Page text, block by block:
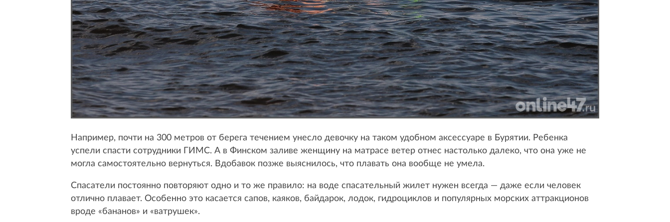
Например, почти на 300 метров от берега течением унесло девочку на таком удобном аксессуаре в Бурятии. Ребенка
успели спасти сотрудники ГИМС. А в Финском заливе женщину на матрасе ветер отнес настолько далеко, что она уже не
могла самостоятельно вернуться. Вдобавок позже выяснилось, что плавать она вообще не умела.
Спасатели постоянно повторяют одно и то же правило: на воде спасательный жилет нужен всегда — даже если человек
отлично плавает. Особенно это касается сапов, каяков, байдарок, лодок, гидроциклов и популярных морских аттракционов
вроде «бананов» и «ватрушек».